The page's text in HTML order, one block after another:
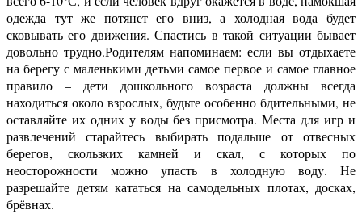
одежда тут же потянет его вниз, а холодная вода будет
сковывать его движения. Спастись в такой ситуации бывает
довольно трудно.Родителям напоминаем: если вы отдыхаете
на берегу с маленькими детьми самое первое и самое главное
правило – дети дошкольного возраста должны всегда
находиться около взрослых, будьте особенно бдительными, не
оставляйте их одних у воды без присмотра. Места для игр и
развлечений старайтесь выбирать подальше от отвесных
берегов, скользких камней и скал, с которых по
неосторожности можно упасть в холодную воду. Не
разрешайте детям кататься на самодельных плотах, досках,
брёвнах.